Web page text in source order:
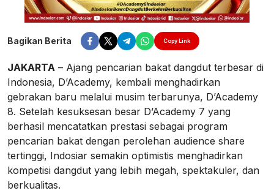
Bagikan Berita Copy Link
JAKARTA – Ajang pencarian bakat dangdut terbesar di
Indonesia, D’Academy, kembali menghadirkan
gebrakan baru melalui musim terbarunya, D’Academy
8. Setelah kesuksesan besar D’Academy 7 yang
berhasil mencatatkan prestasi sebagai program
pencarian bakat dengan perolehan audience share
tertinggi, Indosiar semakin optimistis menghadirkan
kompetisi dangdut yang lebih megah, spektakuler, dan
berkualitas.